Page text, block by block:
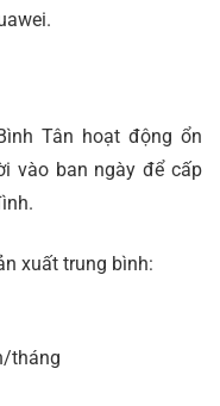
Tân hoạt động ổn
vào ban ngày để cấp
xuất trung bình:
tháng